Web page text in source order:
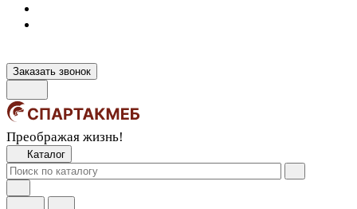
Заказать звонок
Преображая жизнь!
Каталог